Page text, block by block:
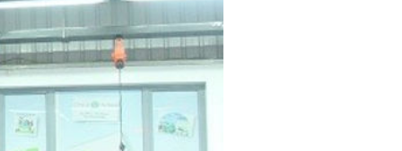
vấn đề này.